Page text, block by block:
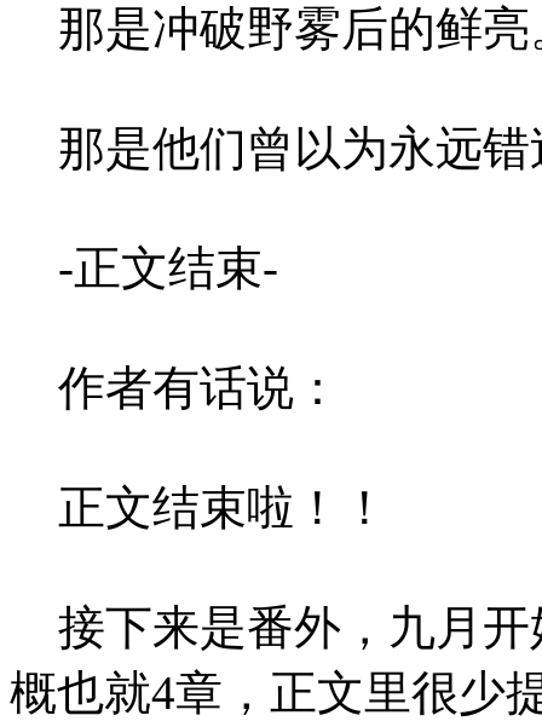
那是冲破野雾后的鲜亮
那是他们曾以为永远错
-正文结束-
作者有话说：
正文结束啦！！
接下来是番外，九月开
概也就4章，正文里很少